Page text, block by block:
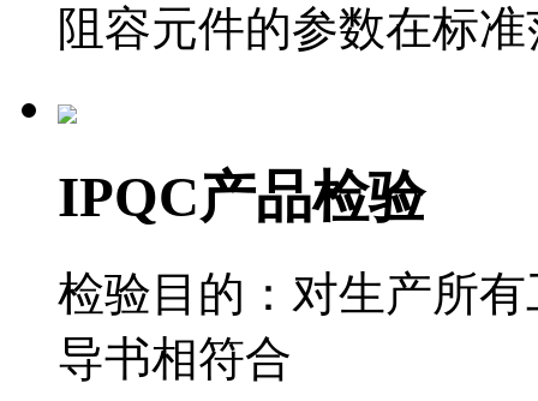
阻容元件的参数在标
IPQC产品检验
检验目的：对生产所
导书相符合